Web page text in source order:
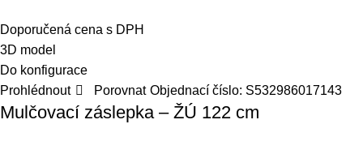
Doporučená cena s DPH
3D model
Do konfigurace
Prohlédnout
Porovnat Objednací číslo: S532986017143
Mulčovací záslepka – ŽÚ 122 cm